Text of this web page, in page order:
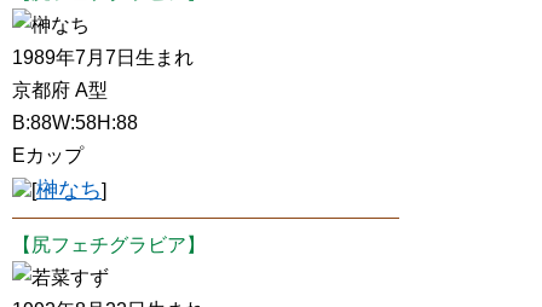
榊なち
1989年7月7日生まれ
京都府 A型
B:88W:58H:88
Eカップ
[榊なち]
【尻フェチグラビア】
若菜すず